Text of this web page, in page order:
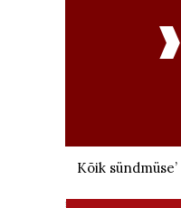

Kõik sündmüse’